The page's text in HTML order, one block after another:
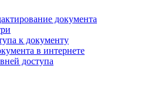
документа
к документу
в интернете
доступа